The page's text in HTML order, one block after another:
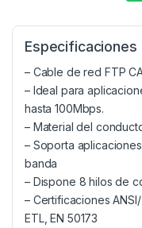
Especificaciones
– Cable de red FTP
– Ideal para
hasta 100Mbps.
– Material del
– Soporta
banda
– Dispone 8 hilos de
– Certificaciones ANSI/
ETL, EN 50173